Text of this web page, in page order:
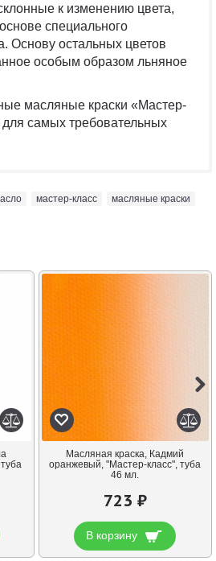
к изменению цвета,
специального
Основу остальных цветов
особым образом льняное
масляные краски «Мастер-
самых требовательных
мастер-класс масляные краски
Масляная краска, Кадмий
оранжевый, "Мастер-класс", туба
46 мл.
723 ₽
В корзину